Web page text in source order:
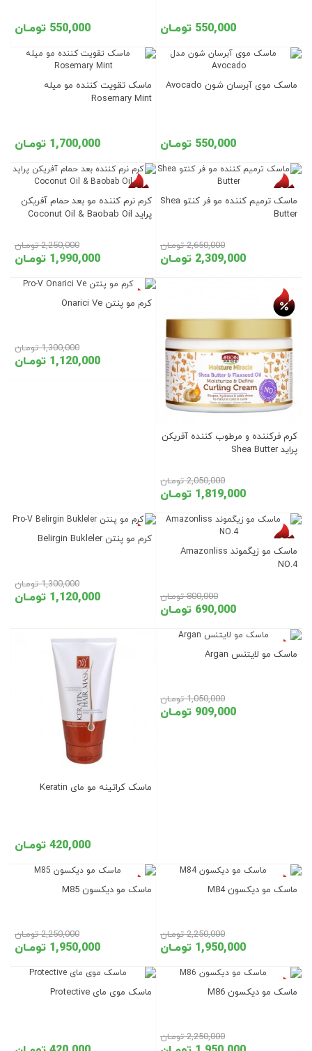
550,000 تومـان 550,000 تومـان
ماسک موی آبرسان شون Avocado
550,000 تومـان
ماسک تقویت کننده مو میله
Rosemary Mint
1,700,000 تومـان
ماسک ترمیم کننده مو فر کنتو Shea
Butter
2,309,000 تومـان
2,650,000 تومـان
کرم نرم کننده مو بعد حمام آفریکن
پراید Coconut Oil & Baobab Oil
1,990,000 تومـان
2,250,000 تومـان
کرم فرکننده و مرطوب کننده آفریکن
پراید Shea Butter
1,819,000 تومـان
2,050,000 تومـان
کرم مو پنتن Onarici Ve
1,120,000 تومـان
1,300,000 تومـان
ماسک مو زیگموند Amazonliss
NO.4
690,000 تومـان
800,000 تومـان
کرم مو پنتن Belirgin Bukleler
1,120,000 تومـان
1,300,000 تومـان
ماسک مو لایتنس Argan
909,000 تومـان
1,050,000 تومـان
ماسک کراتینه مو مای Keratin
420,000 تومـان
ماسک مو دیکسون M84
1,950,000 تومـان
2,250,000 تومـان
ماسک مو دیکسون M85
1,950,000 تومـان
2,250,000 تومـان
ماسک مو دیکسون M86
2,250,000 تومـان
ماسک موی مای Protective